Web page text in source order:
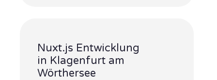
Nuxt.js Entwicklung
in Klagenfurt am
Wörthersee